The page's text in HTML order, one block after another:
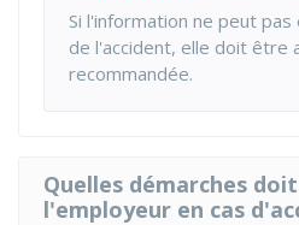
Si l'information ne peut
de l'accident, elle doit être
recommandée.
Quelles démarches
l'employeur en cas